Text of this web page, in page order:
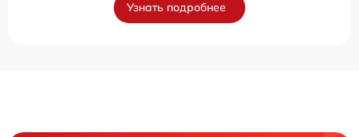
Узнать подробнее